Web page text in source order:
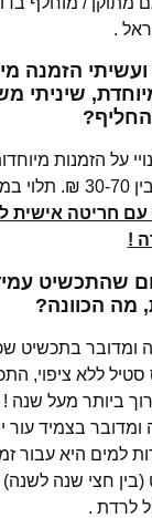
.
הזמנה
שיניתי
על הזמנות
במקרה,
עם חריטה אישית
!
שהתכשיט
מה הכוונה?
ומדובר בתכשיט
סטיל ללא ציפוי,
ביותר מעל שנה !
ומדובר בצמיד
למים היא עבור
חצי שנה לשנה)
לרדת .